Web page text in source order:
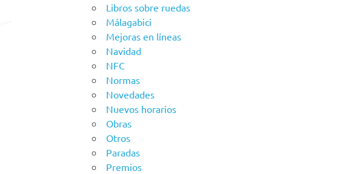
Libros sobre ruedas
Málagabici
Mejoras en líneas
Navidad
NFC
Normas
Novedades
Nuevos horarios
Obras
Otros
Paradas
Premios